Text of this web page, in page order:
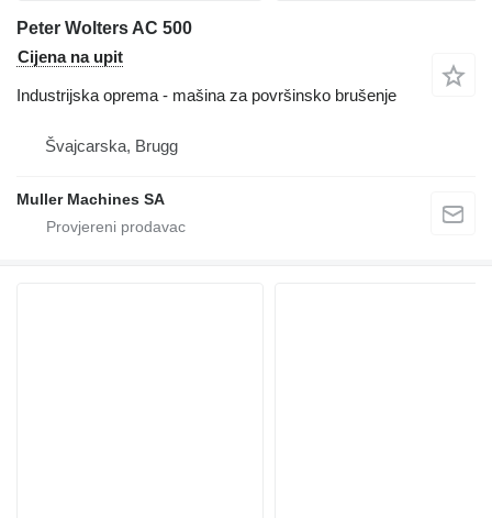
Peter Wolters AC 500
Cijena na upit
Industrijska oprema - mašina za površinsko brušenje
Švајcarska, Brugg
Muller Machines SA